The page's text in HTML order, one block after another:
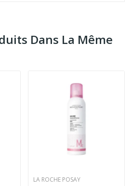
Dans La Même
LA ROCHE POSAY